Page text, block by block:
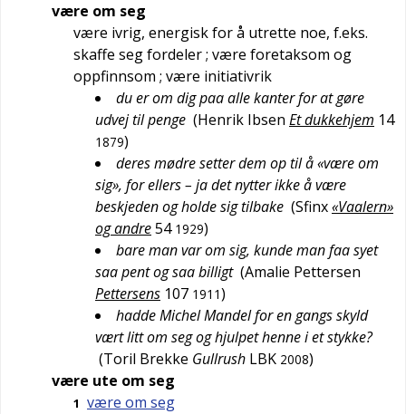
være om seg
være ivrig, energisk for å utrette noe, f.eks.
skaffe seg fordeler; være foretaksom og
oppfinnsom ; være initiativrik
du er om dig paa alle kanter for at gøre
udvej til penge (Henrik Ibsen Et dukkehjem 14
1879)
deres mødre setter dem op til å «være om
sig», for ellers – ja det nytter ikke å være
beskjeden og holde sig tilbake (Sfinx«Vaalern»
og andre54 1929)
bare man var om sig, kunde man faa syet
saa pent og saa billigt (Amalie Pettersen
Pettersens 107 1911)
hadde Michel Mandel for en gangs skyld
vært litt om seg og hjulpet henne i et stykke?
(Toril Brekke Gullrush LBK 2008)
være ute om seg
1 være om seg